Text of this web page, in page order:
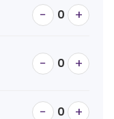
− 0 +
− 0 +
− 0 +